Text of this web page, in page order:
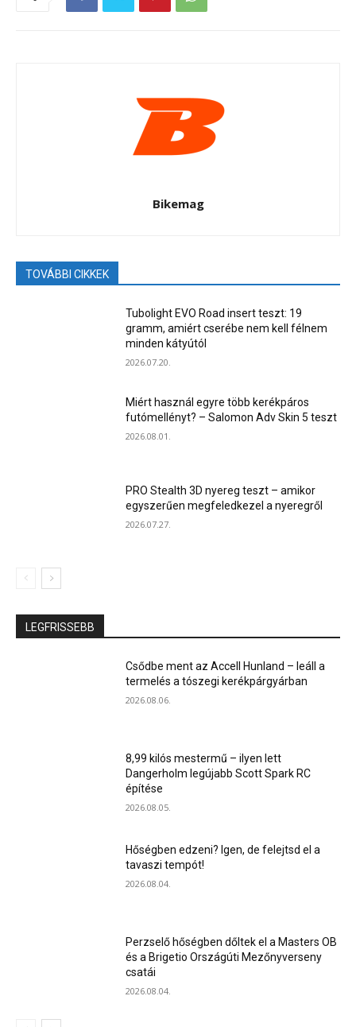
Bikemag
TOVÁBBI CIKKEK
Tubolight EVO Road insert teszt: 19
gramm, amiért cserébe nem kell félnem
minden kátyútól
2026.07.20.
Miért használ egyre több kerékpáros
futómellényt? – Salomon Adv Skin 5 teszt
2026.08.01.
PRO Stealth 3D nyereg teszt – amikor
egyszerűen megfeledkezel a nyeregről
2026.07.27.
LEGFRISSEBB
Csődbe ment az Accell Hunland – leáll a
termelés a tószegi kerékpárgyárban
2026.08.06.
8,99 kilós mestermű – ilyen lett
Dangerholm legújabb Scott Spark RC
építése
2026.08.05.
Hőségben edzeni? Igen, de felejtsd el a
tavaszi tempót!
2026.08.04.
Perzselő hőségben dőltek el a Masters OB
és a Brigetio Országúti Mezőnyverseny
csatái
2026.08.04.